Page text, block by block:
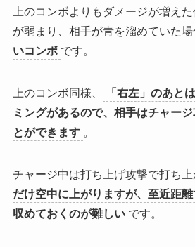
上のコンボよりもダメージが増え
が弱まり、相手が青を溜めていた
いコンボ です。
上のコンボ同様、
「右左」のあと
ミングがあるので、相手はチャー
とができます 。
チャージ中は打ち上げ攻撃で打ち上
だけ空中に上がりますが、至近距
収めておくのが難しい です。